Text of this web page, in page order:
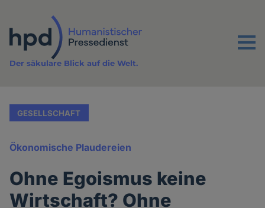
Inhalt
Menu
Der säkulare Blick auf die Welt.
GESELLSCHAFT
Ökonomische Plaudereien
Ohne Egoismus keine
Wirtschaft? Ohne